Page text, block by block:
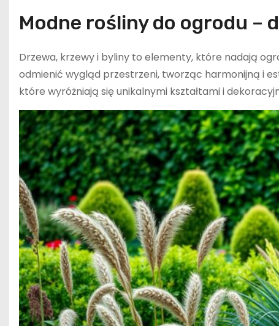
Modne rośliny do ogrodu –
Drzewa, krzewy i byliny to elementy, które nadają
odmienić wygląd przestrzeni, tworząc harmonijną i
które wyróżniają się unikalnymi kształtami i